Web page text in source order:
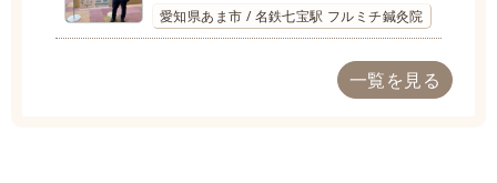
愛知県あま市 / 名鉄七宝駅 フルミチ鍼灸院
一覧を見る